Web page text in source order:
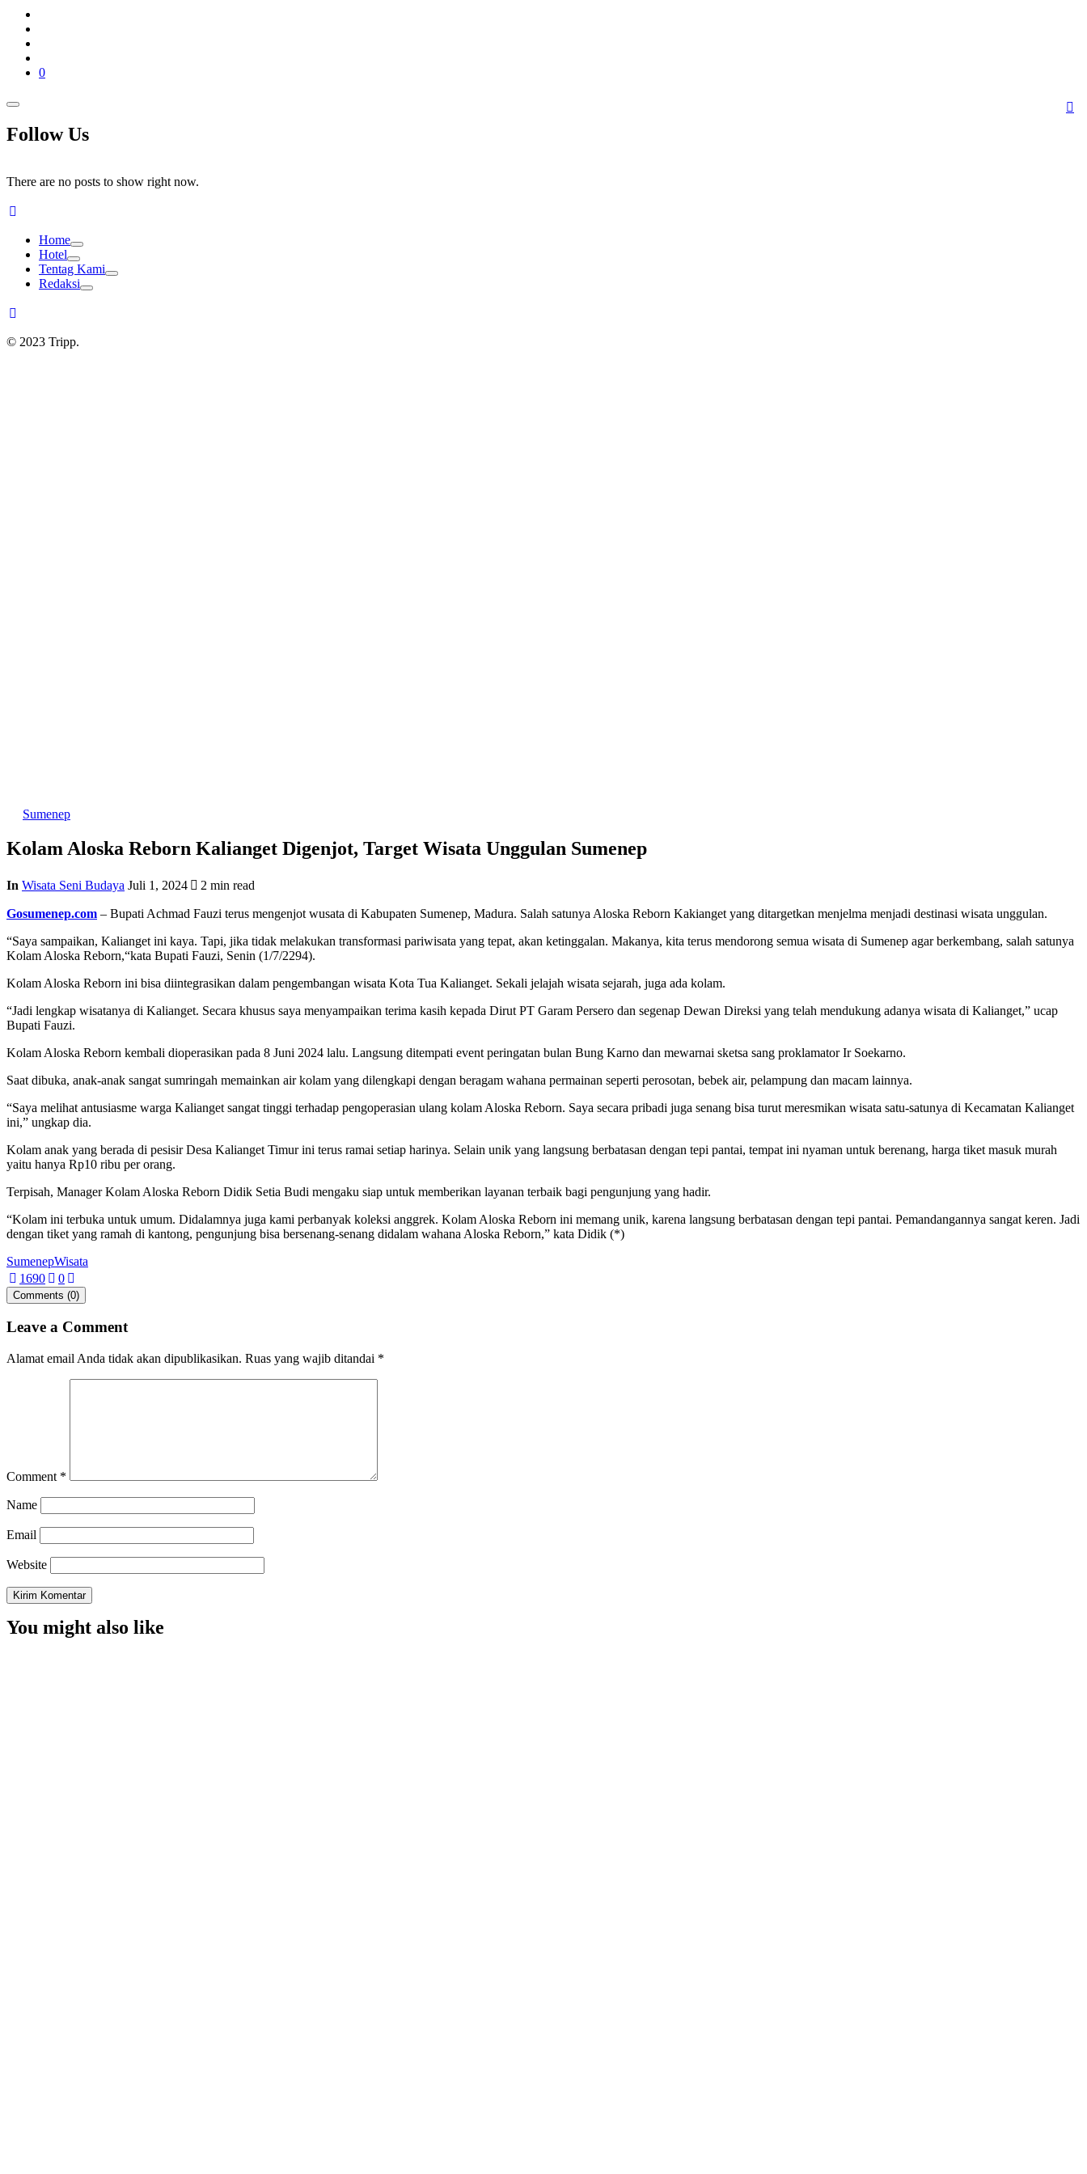
0
Follow Us
There are no posts to show right now.
Home
Hotel
Tentag Kami
Redaksi
© 2023 Tripp.
Sumenep
Kolam Aloska Reborn Kalianget Digenjot, Target Wisata Unggulan Sumenep
In Wisata Seni Budaya Juli 1, 2024 2 min read
Gosumenep.com – Bupati Achmad Fauzi terus mengenjot wusata di Kabupaten Sumenep, Madura. Salah satunya Aloska Reborn Kakianget yang ditargetkan menjelma menjadi destinasi wisata unggulan.
“Saya sampaikan, Kalianget ini kaya. Tapi, jika tidak melakukan transformasi pariwisata yang tepat, akan ketinggalan. Makanya, kita terus mendorong semua wisata di Sumenep agar berkembang, salah satunya
Kolam Aloska Reborn,“kata Bupati Fauzi, Senin (1/7/2294).
Kolam Aloska Reborn ini bisa diintegrasikan dalam pengembangan wisata Kota Tua Kalianget. Sekali jelajah wisata sejarah, juga ada kolam.
“Jadi lengkap wisatanya di Kalianget. Secara khusus saya menyampaikan terima kasih kepada Dirut PT Garam Persero dan segenap Dewan Direksi yang telah mendukung adanya wisata di Kalianget,” ucap
Bupati Fauzi.
Kolam Aloska Reborn kembali dioperasikan pada 8 Juni 2024 lalu. Langsung ditempati event peringatan bulan Bung Karno dan mewarnai sketsa sang proklamator Ir Soekarno.
Saat dibuka, anak-anak sangat sumringah memainkan air kolam yang dilengkapi dengan beragam wahana permainan seperti perosotan, bebek air, pelampung dan macam lainnya.
“Saya melihat antusiasme warga Kalianget sangat tinggi terhadap pengoperasian ulang kolam Aloska Reborn. Saya secara pribadi juga senang bisa turut meresmikan wisata satu-satunya di Kecamatan Kalianget
ini,” ungkap dia.
Kolam anak yang berada di pesisir Desa Kalianget Timur ini terus ramai setiap harinya. Selain unik yang langsung berbatasan dengan tepi pantai, tempat ini nyaman untuk berenang, harga tiket masuk murah
yaitu hanya Rp10 ribu per orang.
Terpisah, Manager Kolam Aloska Reborn Didik Setia Budi mengaku siap untuk memberikan layanan terbaik bagi pengunjung yang hadir.
“Kolam ini terbuka untuk umum. Didalamnya juga kami perbanyak koleksi anggrek. Kolam Aloska Reborn ini memang unik, karena langsung berbatasan dengan tepi pantai. Pemandangannya sangat keren. Jadi
dengan tiket yang ramah di kantong, pengunjung bisa bersenang-senang didalam wahana Aloska Reborn,” kata Didik (*)
SumenepWisata
1690 0
Comments (0)
Leave a Comment
Alamat email Anda tidak akan dipublikasikan. Ruas yang wajib ditandai *
Comment *
Name
Email
Website
You might also like